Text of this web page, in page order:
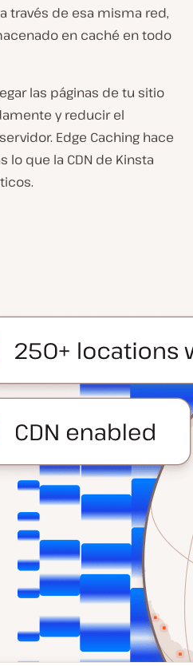
través de esa misma red,
en caché en todo
las páginas de tu sitio
y reducir el
Edge Caching hace
lo que la CDN de Kinsta